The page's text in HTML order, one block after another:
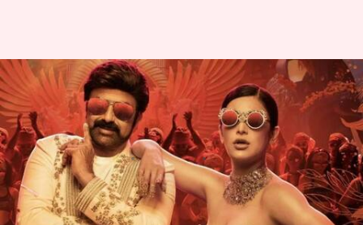
ఓటీటీలో వీరసింహారెడ్డి ఊచకోత:
నిమిషంలోనే లక్షా 50వేలకు పైగా
వ్యూస్
వ్రాసిన వారు Sriram Pranateja Feb 24, 2023 10:33 am
ఈ వార్తాకథనం ఏంటి